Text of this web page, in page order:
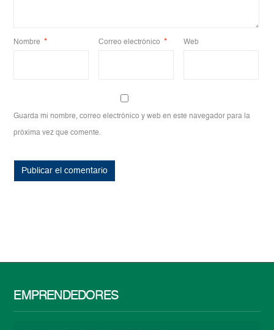
Nombre * Correo electrónico * Web
Guarda mi nombre, correo electrónico y web en este navegador para la
próxima vez que comente.
EMPRENDEDORES